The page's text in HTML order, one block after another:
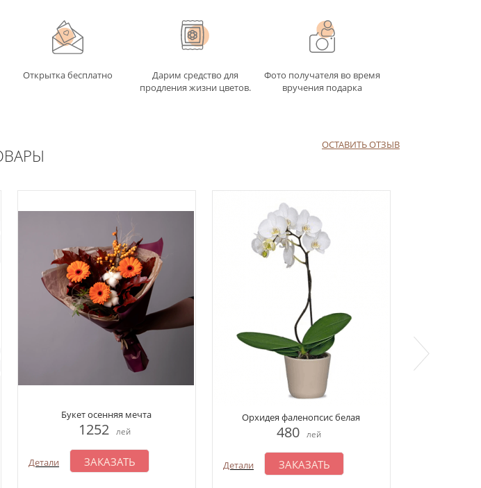
Открытка бесплатно
Дарим средство для
продления жизни цветов.
Фото получателя во время
вручения подарка
ОСТАВИТЬ ОТЗЫВ
Букет осенняя мечта
1252 лей
Детали ЗАКАЗАТЬ
Орхидея фаленопсис белая
480 лей
Детали ЗАКАЗАТЬ